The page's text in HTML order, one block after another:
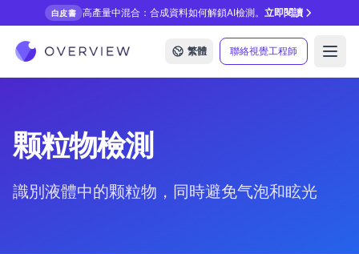
白皮書 高產量中混合：合成資料如何解鎖AI檢測。立即閱讀
繁體 聯絡視覺工程師
颗粒物檢測
識別液體中的颗粒物，同時避免气泡和眩光